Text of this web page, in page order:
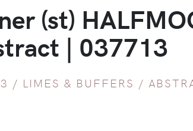
(st)
| 037713
/ LIMES & BUFFERS /